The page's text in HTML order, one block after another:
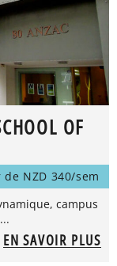
OF
NZD 340/sem
campus
EN SAVOIR PLUS